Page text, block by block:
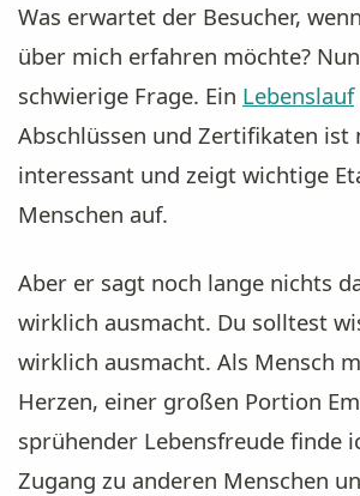
Was erwartet der Besucher,
über mich erfahren möchte?
schwierige Frage. Ein Lebenslauf
Abschlüssen und Zertifikaten ist
interessant und zeigt wichtige
Menschen auf.
Aber er sagt noch lange nichts
wirklich ausmacht. Du solltest
wirklich ausmacht. Als Mensch
Herzen, einer großen Portion
sprühender Lebensfreude finde
Zugang zu anderen Menschen